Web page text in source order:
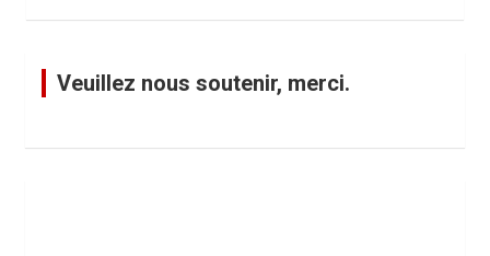
Veuillez nous soutenir, merci.